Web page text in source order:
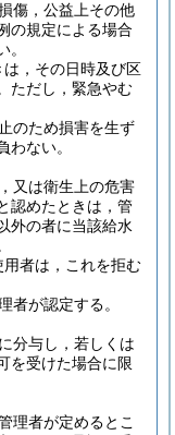
傷，公益上その他
の規定による場合
，その日時及び区
ただし，緊急やむ
のため損害を生ず
わない。
又は衛生上の危害
認めたときは，管
外の者に当該給水
者は，これを拒む
者が認定する。
分与し，若しくは
を受けた場合に限
理者が定めるとこ